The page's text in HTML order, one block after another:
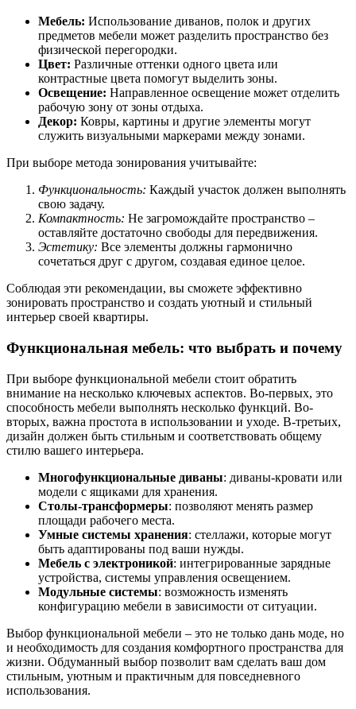
Мебель: Использование диванов, полок и других
предметов мебели может разделить пространство без
физической перегородки.
Цвет: Различные оттенки одного цвета или
контрастные цвета помогут выделить зоны.
Освещение: Направленное освещение может отделить
рабочую зону от зоны отдыха.
Декор: Ковры, картины и другие элементы могут
служить визуальными маркерами между зонами.
При выборе метода зонирования учитывайте:
Функциональность: Каждый участок должен выполнять
свою задачу.
Компактность: Не загромождайте пространство –
оставляйте достаточно свободы для передвижения.
Эстетику: Все элементы должны гармонично
сочетаться друг с другом, создавая единое целое.
Соблюдая эти рекомендации, вы сможете эффективно
зонировать пространство и создать уютный и стильный
интерьер своей квартиры.
Функциональная мебель: что выбрать и почему
При выборе функциональной мебели стоит обратить
внимание на несколько ключевых аспектов. Во-первых, это
способность мебели выполнять несколько функций. Во-
вторых, важна простота в использовании и уходе. В-третьих,
дизайн должен быть стильным и соответствовать общему
стилю вашего интерьера.
Многофункциональные диваны: диваны-кровати или
модели с ящиками для хранения.
Столы-трансформеры: позволяют менять размер
площади рабочего места.
Умные системы хранения: стеллажи, которые могут
быть адаптированы под ваши нужды.
Мебель с электроникой: интегрированные зарядные
устройства, системы управления освещением.
Модульные системы: возможность изменять
конфигурацию мебели в зависимости от ситуации.
Выбор функциональной мебели – это не только дань моде, но
и необходимость для создания комфортного пространства для
жизни. Обдуманный выбор позволит вам сделать ваш дом
стильным, уютным и практичным для повседневного
использования.